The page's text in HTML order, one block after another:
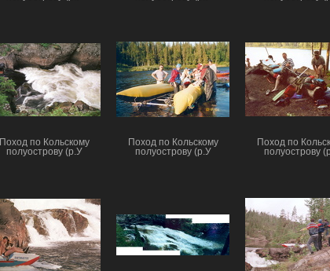
Поход по Кольскому
полуострову (р.У
Поход по Кольскому
полуострову (р.У
Поход по
полуострову